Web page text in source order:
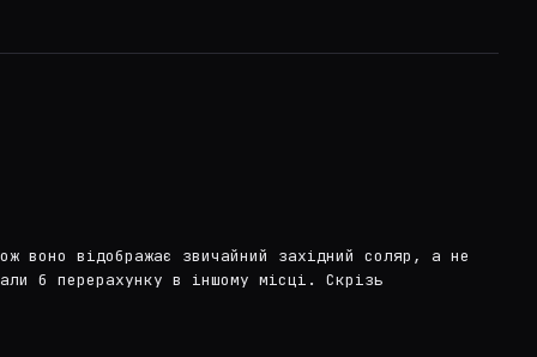
воно відображає звичайний західний соляр, а не
б перерахунку в іншому місці. Скрізь